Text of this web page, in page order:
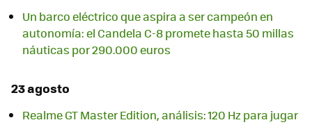
Un barco eléctrico que aspira a ser campeón en
autonomía: el Candela C-8 promete hasta 50 millas
náuticas por 290.000 euros
23 agosto
Realme GT Master Edition, análisis: 120 Hz para jugar